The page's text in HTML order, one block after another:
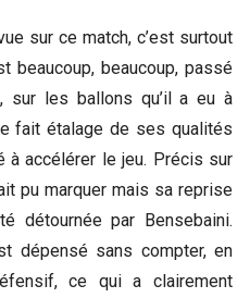
sur ce match, c’est surtout
beaucoup, beaucoup, passé
sur les ballons qu’il a eu à
fait étalage de ses qualités
à accélérer le jeu. Précis sur
pu marquer mais sa reprise
détournée par Bensebaini.
dépensé sans compter, en
ce qui a clairement